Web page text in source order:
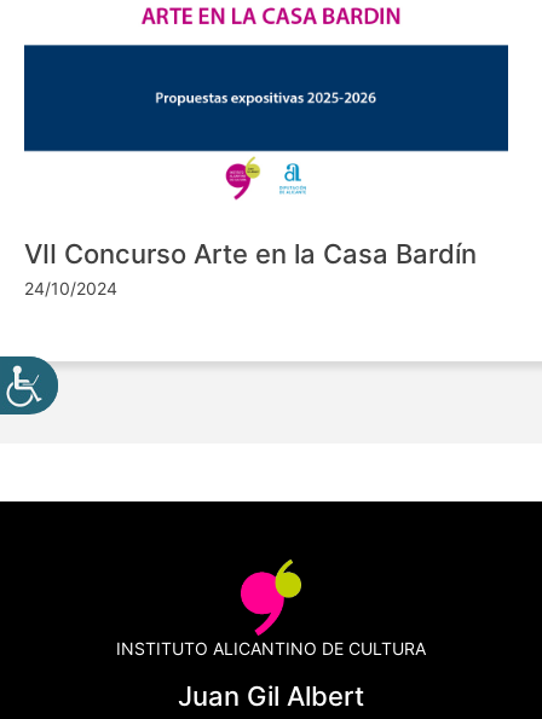
VII Concurso Arte en la Casa Bardín
24/10/2024
INSTITUTO ALICANTINO DE CULTURA
Juan Gil Albert